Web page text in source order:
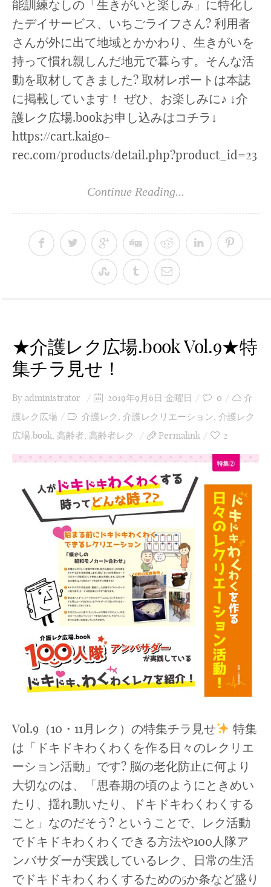
能訓練なしの「生きがいと楽しみ」に特化し
たデイサービス、いちごライフさん? 利用者
さんが外に出て地域とかかわり、生きがいを
持って慣れ親しんだ地元で暮らす。そんな活
動を取材してきました? 取材レポートは本誌
に掲載しています！ ぜひ、お楽しみに♪ ↓介
護レク広場.bookお申し込みはコチラ↓
https://cart.kaigo-
rec.com/products/detail.php?product_id=23
Continue Reading...
★介護レク広場.book Vol.9★特
集チラ見せ！
By administrator 2019年9月6日 金曜日 0
介
護レク広場
介護レク , 介護レクリエーション, 介護レク
広場.book, 高齢者, 高齢者レク Permalink 2
Vol.9（10・11月レク）の特集チラ見せ
特集
は「ドキドキわくわくを作る日々のレクリエ
ーション活動」です? 脳の老化防止に何より
大切なのは、「思春期の頃のようにときめい
たり、揺れ動いたり、ドキドキわくわくする
こと」なのだそう? ということで、レク活動
でドキドキわくわくできる方法や100人隊ア
ンバサダーが実践しているレク、日常の生活
でドキドキわくわくするための5か条など盛り